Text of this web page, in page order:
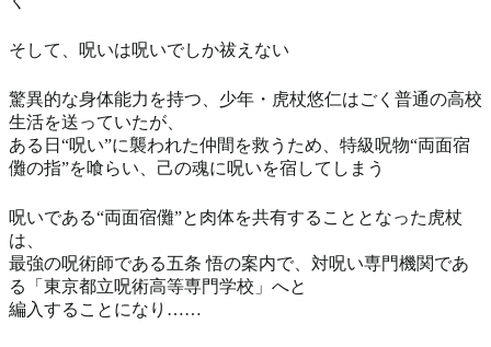
そして、呪いは呪いでしか祓えない
驚異的な身体能力を持つ、少年・虎杖悠仁はごく普通の高校
生活を送っていたが、
ある日“呪い”に襲われた仲間を救うため、特級呪物“両面宿
儺の指”を喰らい、己の魂に呪いを宿してしまう
呪いである“両面宿儺”と肉体を共有することとなった虎杖
は、
最強の呪術師である五条 悟の案内で、対呪い専門機関であ
る「東京都立呪術高等専門学校」へと
編入することになり……